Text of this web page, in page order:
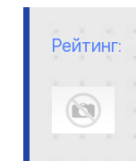
Рейтинг: